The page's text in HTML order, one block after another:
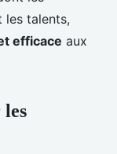
les talents,
efficace aux